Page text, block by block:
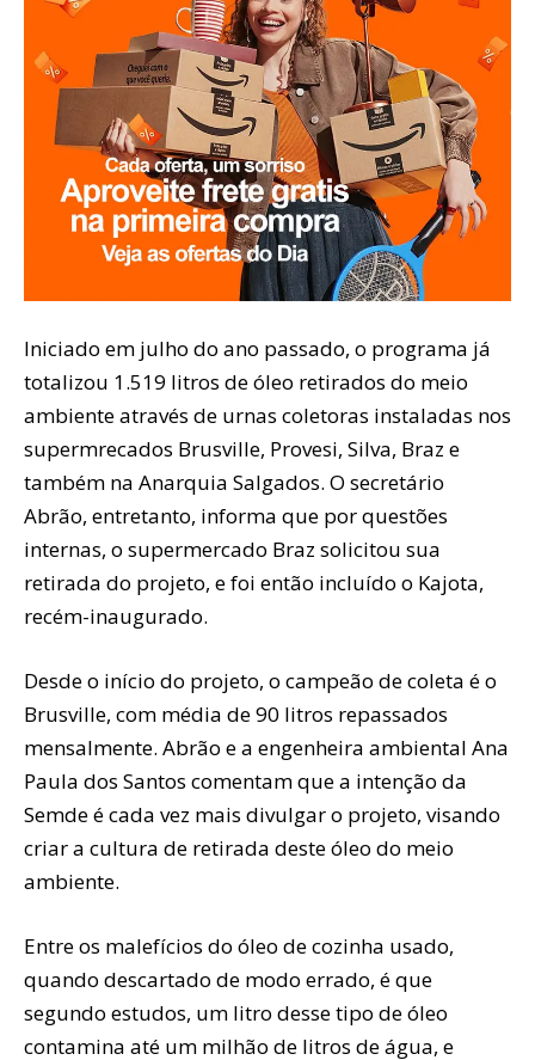
Iniciado em julho do ano passado, o programa já
totalizou 1.519 litros de óleo retirados do meio
ambiente através de urnas coletoras instaladas nos
supermrecados Brusville, Provesi, Silva, Braz e
também na Anarquia Salgados. O secretário
Abrão, entretanto, informa que por questões
internas, o supermercado Braz solicitou sua
retirada do projeto, e foi então incluído o Kajota,
recém-inaugurado.
Desde o início do projeto, o campeão de coleta é o
Brusville, com média de 90 litros repassados
mensalmente. Abrão e a engenheira ambiental Ana
Paula dos Santos comentam que a intenção da
Semde é cada vez mais divulgar o projeto, visando
criar a cultura de retirada deste óleo do meio
ambiente.
Entre os malefícios do óleo de cozinha usado,
quando descartado de modo errado, é que
segundo estudos, um litro desse tipo de óleo
contamina até um milhão de litros de água, e